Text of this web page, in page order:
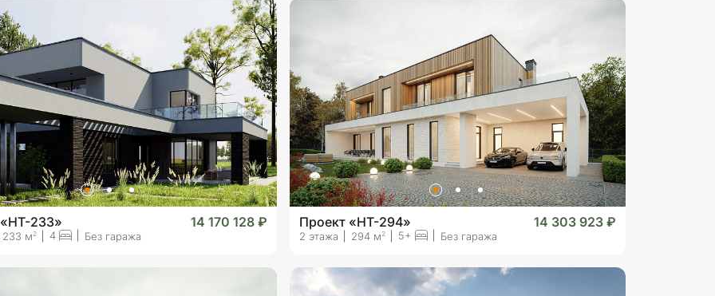
233» 14 170 128 ₽
233 м2 4 Без гаража
Проект «HT-294» 14 303 923 ₽
2 этажа 294 м2 5+ Без гаража